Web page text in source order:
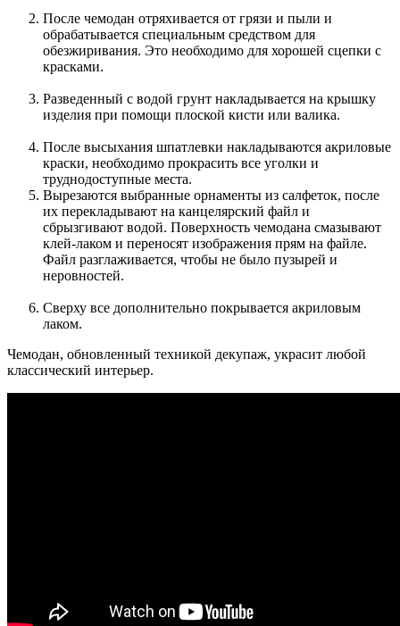
После чемодан отряхивается от грязи и пыли и
обрабатывается специальным средством для
обезжиривания. Это необходимо для хорошей сцепки с
красками.
Разведенный с водой грунт накладывается на крышку
изделия при помощи плоской кисти или валика.
После высыхания шпатлевки накладываются акриловые
краски, необходимо прокрасить все уголки и
труднодоступные места.
Вырезаются выбранные орнаменты из салфеток, после
их перекладывают на канцелярский файл и
сбрызгивают водой. Поверхность чемодана смазывают
клей-лаком и переносят изображения прям на файле.
Файл разглаживается, чтобы не было пузырей и
неровностей.
Сверху все дополнительно покрывается акриловым
лаком.
Чемодан, обновленный техникой декупаж, украсит любой
классический интерьер.